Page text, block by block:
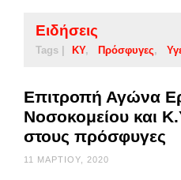
Ειδήσεις
Tags | ΚΥ Πρόσφυγες
Επιτροπή Αγώνα
Νοσοκομείου και
στους πρόσφυγες
11 ΜΑΡΤΊΟΥ, 2020